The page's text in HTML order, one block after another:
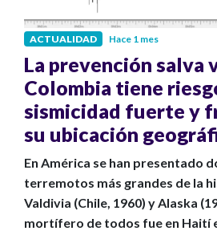
ACTUALIDAD Hace 1 mes
La prevención salva
Colombia tiene
sismicidad fuerte y
su ubicación
En América se han presentado
terremotos más grandes de la
Valdivia (Chile, 1960) y Alaska
mortífero de todos fue en Haití